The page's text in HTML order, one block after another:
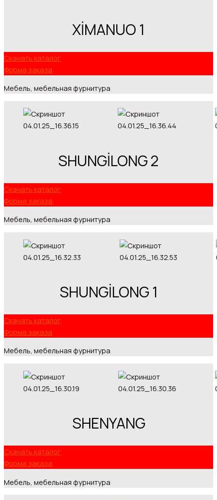
XİMANUO 1
Скачать каталог
Форма заказа
Мебель, мебельная фурнитура
SHUNGİLONG 2
Скачать каталог
Форма заказа
Мебель, мебельная фурнитура
SHUNGİLONG 1
Скачать каталог
Форма заказа
Мебель, мебельная фурнитура
SHENYANG
Скачать каталог
Форма заказа
Мебель, мебельная фурнитура